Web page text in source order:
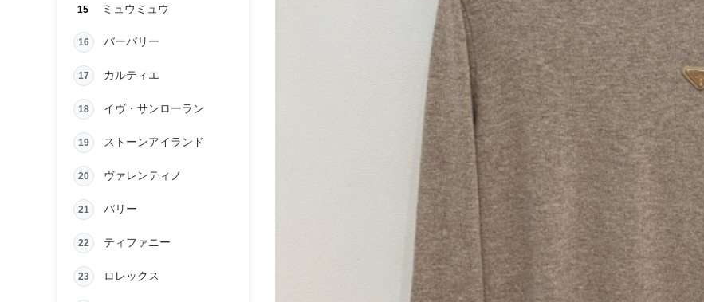
15 ミュウミュウ
16 バーバリー
17 カルティエ
18 イヴ・サンローラン
19 ストーンアイランド
20 ヴァレンティノ
21 バリー
22 ティファニー
23 ロレックス